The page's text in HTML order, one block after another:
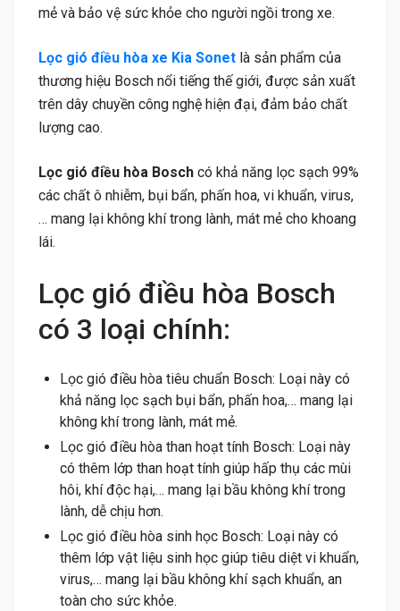
mẻ và bảo vệ sức khỏe cho người ngồi trong xe.
Lọc gió điều hòa xe Kia Sonet là sản phẩm của
thương hiệu Bosch nổi tiếng thế giới, được sản xuất
trên dây chuyền công nghệ hiện đại, đảm bảo chất
lượng cao.
Lọc gió điều hòa Bosch có khả năng lọc sạch 99%
các chất ô nhiễm, bụi bẩn, phấn hoa, vi khuẩn, virus,
… mang lại không khí trong lành, mát mẻ cho khoang
lái.
Lọc gió điều hòa Bosch
có 3 loại chính:
Lọc gió điều hòa tiêu chuẩn Bosch: Loại này có
khả năng lọc sạch bụi bẩn, phấn hoa,… mang lại
không khí trong lành, mát mẻ.
Lọc gió điều hòa than hoạt tính Bosch: Loại này
có thêm lớp than hoạt tính giúp hấp thụ các mùi
hôi, khí độc hại,… mang lại bầu không khí trong
lành, dễ chịu hơn.
Lọc gió điều hòa sinh học Bosch: Loại này có
thêm lớp vật liệu sinh học giúp tiêu diệt vi khuẩn,
virus,… mang lại bầu không khí sạch khuẩn, an
toàn cho sức khỏe.